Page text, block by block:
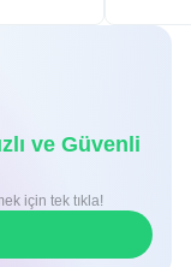
ve Güvenli
için tek tıkla!